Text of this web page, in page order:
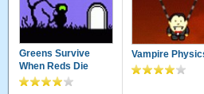
Greens Survive
When Reds Die
Vampire